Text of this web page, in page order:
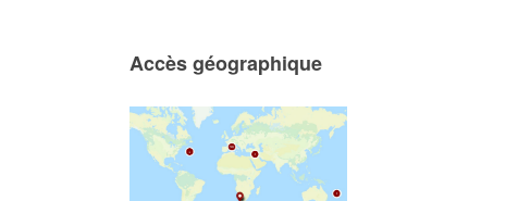
Accès géographique